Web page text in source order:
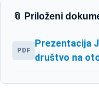
📎 Priloženi
PDF
Prezentacija
društvo na